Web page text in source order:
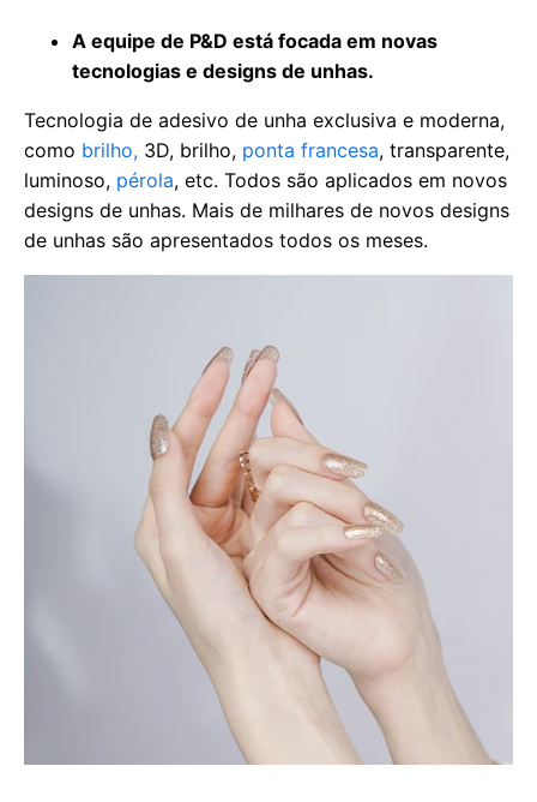
A equipe de P&D está focada em novas
tecnologias e designs de unhas.
Tecnologia de adesivo de unha exclusiva e moderna,
como brilho, 3D, brilho, ponta francesa, transparente,
luminoso, pérola, etc. Todos são aplicados em novos
designs de unhas. Mais de milhares de novos designs
de unhas são apresentados todos os meses.